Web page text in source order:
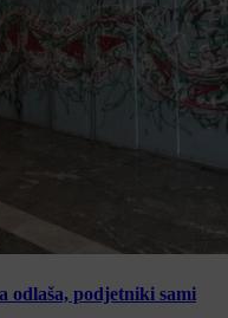
odlaša, podjetniki sami